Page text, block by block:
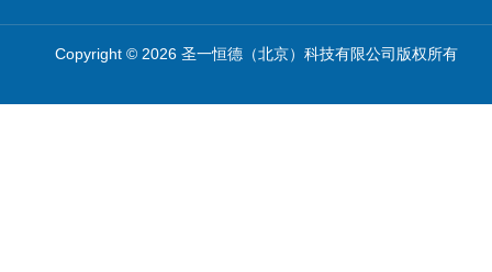
Copyright © 2026 圣一恒德（北京）科技有限公司版权所有